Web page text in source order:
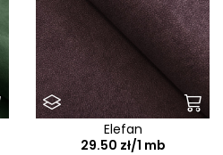
Elefan
29.50 zł/1 mb